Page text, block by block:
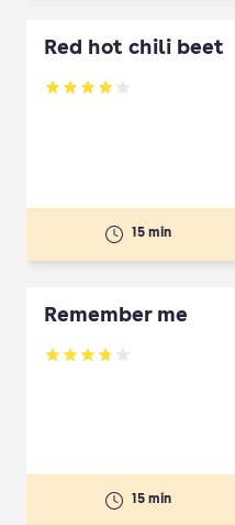
Red hot chili beet
Betyg: 4 av 5
15 min
Remember me
Betyg: 3.82 av 5
15 min